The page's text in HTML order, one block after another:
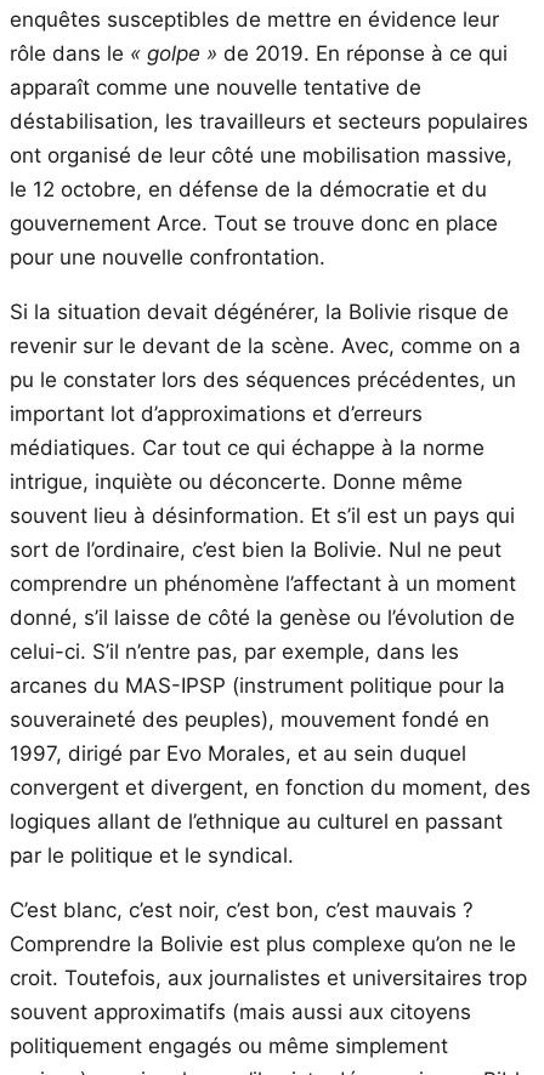
enquêtes susceptibles de mettre en évidence leur
rôle dans le « golpe » de 2019. En réponse à ce qui
apparaît comme une nouvelle tentative de
déstabilisation, les travailleurs et secteurs populaires
ont organisé de leur côté une mobilisation massive,
le 12 octobre, en défense de la démocratie et du
gouvernement Arce. Tout se trouve donc en place
pour une nouvelle confrontation.
Si la situation devait dégénérer, la Bolivie risque de
revenir sur le devant de la scène. Avec, comme on a
pu le constater lors des séquences précédentes, un
important lot d’approximations et d’erreurs
médiatiques. Car tout ce qui échappe à la norme
intrigue, inquiète ou déconcerte. Donne même
souvent lieu à désinformation. Et s’il est un pays qui
sort de l’ordinaire, c’est bien la Bolivie. Nul ne peut
comprendre un phénomène l’affectant à un moment
donné, s’il laisse de côté la genèse ou l’évolution de
celui-ci. S’il n’entre pas, par exemple, dans les
arcanes du MAS-IPSP (instrument politique pour la
souveraineté des peuples), mouvement fondé en
1997, dirigé par Evo Morales, et au sein duquel
convergent et divergent, en fonction du moment, des
logiques allant de l’ethnique au culturel en passant
par le politique et le syndical.
C’est blanc, c’est noir, c’est bon, c’est mauvais ?
Comprendre la Bolivie est plus complexe qu’on ne le
croit. Toutefois, aux journalistes et universitaires trop
souvent approximatifs (mais aussi aux citoyens
politiquement engagés ou même simplement